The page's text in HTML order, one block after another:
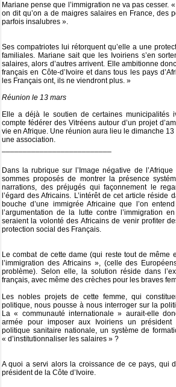
Mariane pense que l’immigration ne va pas cesser.
on dit qu’on a de maigres salaires en France, des
parfois insalubres ».
Ses compatriotes lui rétorquent qu’elle a une
familiales. Mariane sait que les Ivoiriens s’en
salaires, alors d’autres arrivent. Elle ambitionne
français en Côte-d’Ivoire et dans tous les pays
les Français ont, ils ne viendront plus. »
Réunion le 13 mars
Elle a déjà le soutien de certaines municipalités
compte fédérer des Vitréens autour d’un projet
vie en Afrique. Une réunion aura lieu le dimanche 13
une association.
Dans la rubrique sur l’Image négative de
sommes proposés de montrer la présence
narrations, des préjugés qui façonnement le
l’égard des Africains. L’intérêt de cet article réside
bouche d’une immigrée Africaine que l’on
l’argumentation de la lutte contre l’immigration
seraient la volonté des Africains de venir profiter
protection social des Français.
Le combat de cette dame (qui reste tout de même
l’immigration des Africains », (celle des
problème). Selon elle, la solution réside dans
français, avec même des crèches pour les braves
Les nobles projets de cette femme, qui
politique, nous pousse à nous interroger sur la
La « communauté internationale » aurait-elle
armée pour imposer aux Ivoiriens un président
politique sanitaire nationale, un système de
« d’institutionnaliser les salaires » ?
A quoi a servi alors la croissance de ce pays, qui
président de la Côte d’Ivoire.